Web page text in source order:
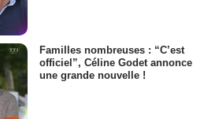
Familles nombreuses : “C’est
officiel”, Céline Godet annonce
une grande nouvelle !